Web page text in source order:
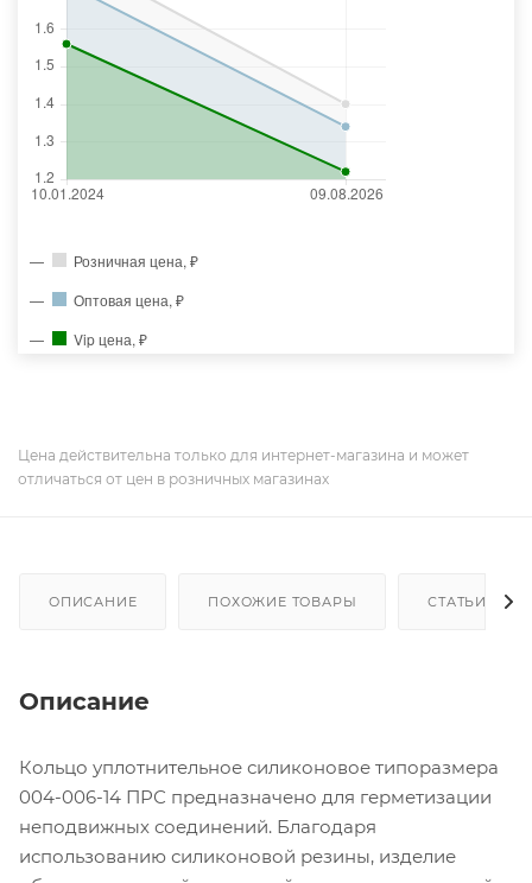
Розничная цена, ₽
Оптовая цена, ₽
Vip цена, ₽
Цена действительна только для интернет-магазина и может
отличаться от цен в розничных магазинах
ОПИСАНИЕ ПОХОЖИЕ ТОВАРЫ СТАТЬИ
Описание
Кольцо уплотнительное силиконовое типоразмера
004-006-14 ПРС предназначено для герметизации
неподвижных соединений. Благодаря
использованию силиконовой резины, изделие